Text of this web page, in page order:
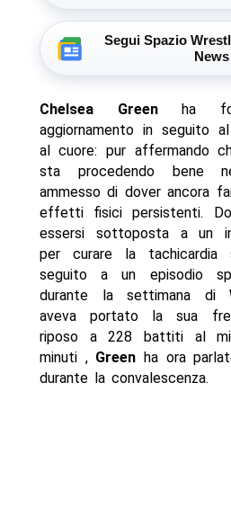
Segui Spazio
News
Chelsea Greenha
aggiornamento in seguito
al cuore: pur affermando
sta procedendo bene
ammesso di dover ancora
effetti fisici persistenti.
essersi sottoposta a un
per curare la tachicardia
seguito a un episodio
durante la settimana di
aveva portato la sua
riposo a 228 battiti al
minuti , Green ha ora
durante la convalescenza.